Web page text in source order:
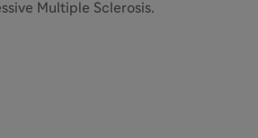
Multiple Sclerosis.